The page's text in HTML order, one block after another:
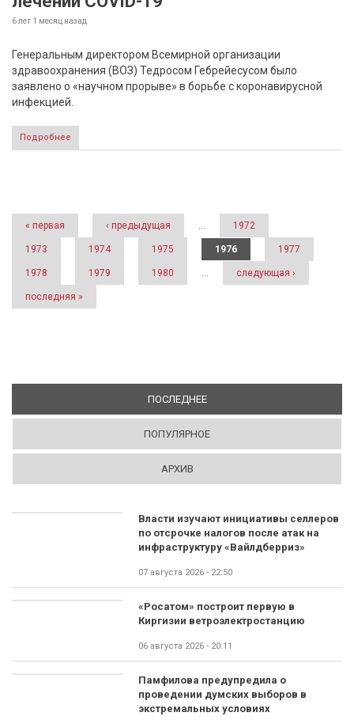
6 лет 1 месяц назад
Генеральным директором Всемирной организации
здравоохранения (ВОЗ) Тедросом Гебрейесусом было
заявлено о «научном прорыве» в борьбе с коронавирусной
инфекцией.
Подробнее
Страницы
« первая ‹ предыдущая … 1972
1973 1974 1975 1976 1977
1978 1979 1980 … следующая ›
последняя »
ПОСЛЕДНЕЕ(АКТИВНАЯ ВКЛАДКА)
ПОПУЛЯРНОЕ
АРХИВ
Власти изучают инициативы селлеров
по отсрочке налогов после атак на
инфраструктуру «Вайлдберриз»
07 августа 2026 - 22:50
«Росатом» построит первую в
Киргизии ветроэлектростанцию
06 августа 2026 - 20:11
Памфилова предупредила о
проведении думских выборов в
экстремальных условиях